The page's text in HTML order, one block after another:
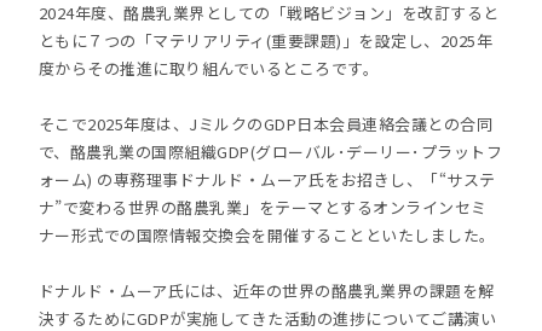
2024年度、酪農乳業界としての「戦略ビジョン」を改訂すると
ともに７つの「マテリアリティ(重要課題)」を設定し、2025年
度からその推進に取り組んでいるところです。
そこで2025年度は、JミルクのGDP日本会員連絡会議との合同
で、酪農乳業の国際組織GDP(グローバル･デーリー･プラットフ
ォーム) の専務理事ドナルド・ムーア氏をお招きし、「“サステ
ナ”で変わる世界の酪農乳業」をテーマとするオンラインセミ
ナー形式での国際情報交換会を開催することといたしました。
ドナルド・ムーア氏には、近年の世界の酪農乳業界の課題を解
決するためにGDPが実施してきた活動の進捗についてご講演い